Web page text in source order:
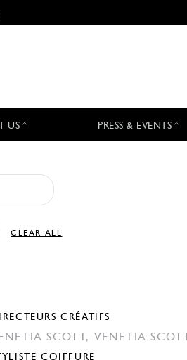
US PRESS & EVENTS
CLEAR ALL
CRÉATIFS
SCOTT, VENETIA SCOTT
COIFFURE